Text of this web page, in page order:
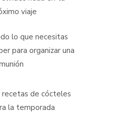
viaje
lo que necesitas
para organizar una
recetas de cócteles
la temporada